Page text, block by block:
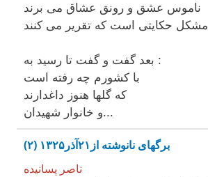
ناموس عشق و رونق عشاق می برند
مشکل حکایتی است که تقریر می کنند
بعد گفت و گفت تا رسید به :
با کشورم چه رفته است
که گلها هنوز داغدارند
و خانوار شهیدان...
برگهای نانوشته از۲۱آذر۱۳۲۵ (۲)
ناصر پسانیده